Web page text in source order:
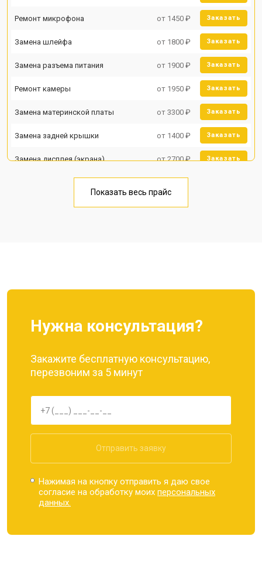
Ремонт микрофона от 1450 ₽ Заказать
Замена шлейфа от 1800 ₽ Заказать
Замена разъема питания от 1900 ₽ Заказать
Ремонт камеры от 1950 ₽ Заказать
Замена материнской платы от 3300 ₽ Заказать
Замена задней крышки от 1400 ₽ Заказать
Замена дисплея (экрана) от 2700 ₽ Заказать
Замена кнопки включения от 1750 ₽
Показать весь прайс
Нужна консультация?
Закажите бесплатную консультацию,
перезвоним за 5 минут
Отправить заявку
Нажимая на кнопку отправить я даю свое
согласие на обработку моихперсональных
данных.